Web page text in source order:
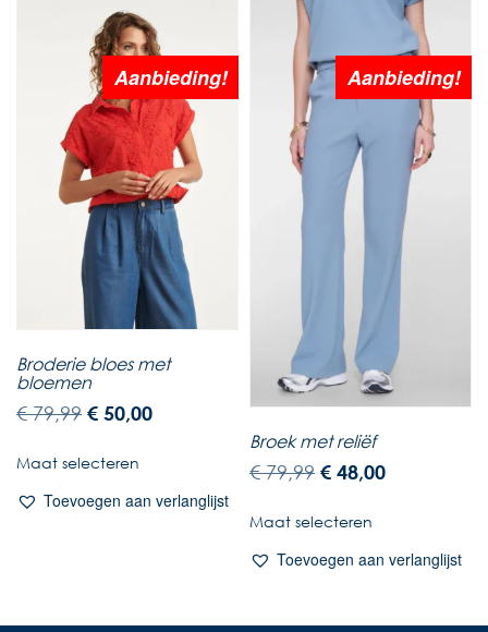
Aanbieding!
Broderie bloes met
bloemen
€79,99 € 50,00
Maat selecteren
Toevoegen aan verlanglijst
Aanbieding!
Broek met reliëf
€79,99 € 48,00
Maat selecteren
Toevoegen aan verlanglijst